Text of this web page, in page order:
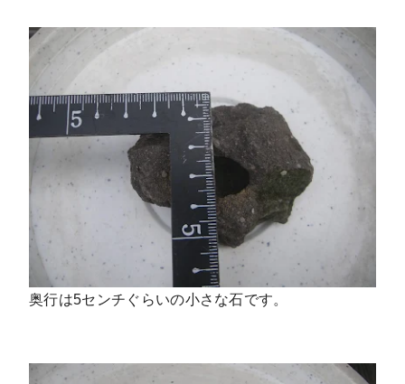
奥行は5センチぐらいの小さな石です。